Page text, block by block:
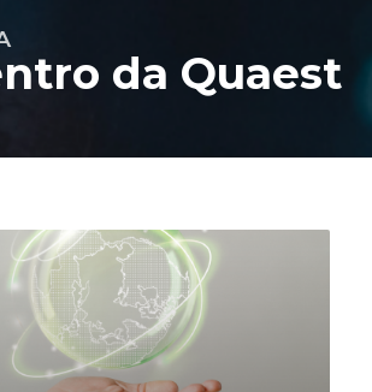
da Quaest